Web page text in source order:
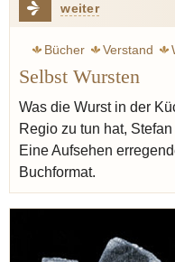
weiter
Bücher Verstand
Rössli
Pfeffer
Nova Regio
Selbst Wursten
Was die Wurst in der
Regio zu tun hat,
Eine Aufsehen
Buchformat.